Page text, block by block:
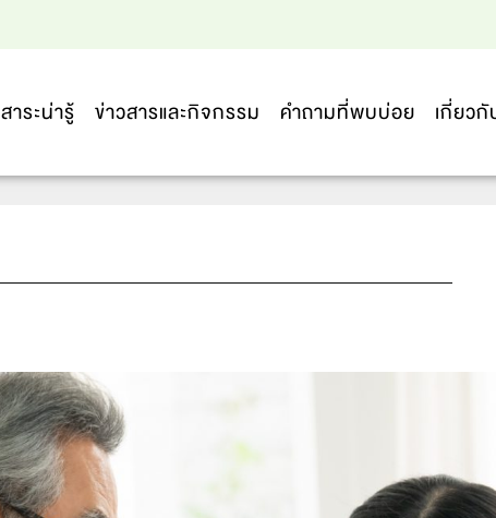
สาระน่ารู้ ข่าวสารและกิจกรรม คำถามที่พบบ่อย เกี่ยวกั